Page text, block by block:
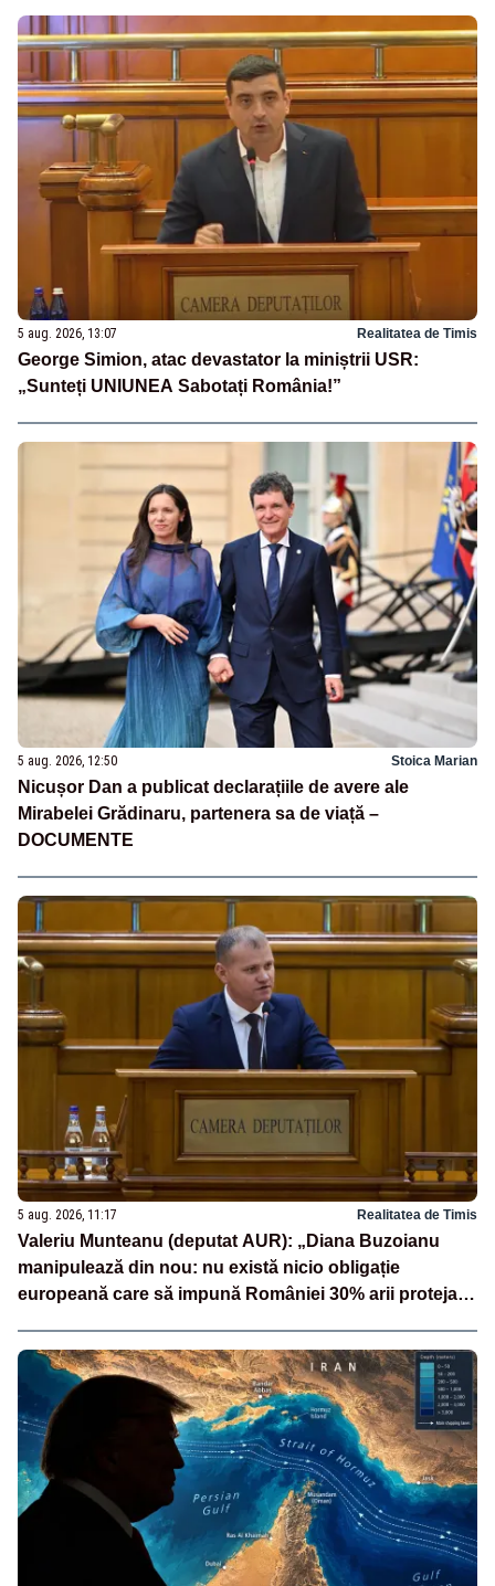
5 aug. 2026, 13:07 Realitatea de Timis
George Simion, atac devastator la miniștrii USR:
„Sunteți UNIUNEA Sabotați România!”
5 aug. 2026, 12:50 Stoica Marian
Nicușor Dan a publicat declarațiile de avere ale
Mirabelei Grădinaru, partenera sa de viață –
DOCUMENTE
5 aug. 2026, 11:17 Realitatea de Timis
Valeriu Munteanu (deputat AUR): „Diana Buzoianu
manipulează din nou: nu există nicio obligație
europeană care să impună României 30% arii protejate